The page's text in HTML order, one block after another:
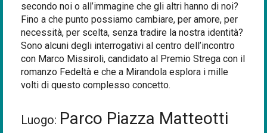
secondo noi o all’immagine che gli altri hanno di noi?
Fino a che punto possiamo cambiare, per amore, per
necessità, per scelta, senza tradire la nostra identità?
Sono alcuni degli interrogativi al centro dell’incontro
con Marco Missiroli, candidato al Premio Strega con il
romanzo Fedeltà e che a Mirandola esplora i mille
volti di questo complesso concetto.
Luogo: Parco Piazza Matteotti